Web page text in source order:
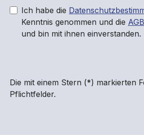
Ich habe die
Kenntnis genommen und die AGB
und bin mit ihnen einverstanden.
Die mit einem Stern (*) markierten
Pflichtfelder.